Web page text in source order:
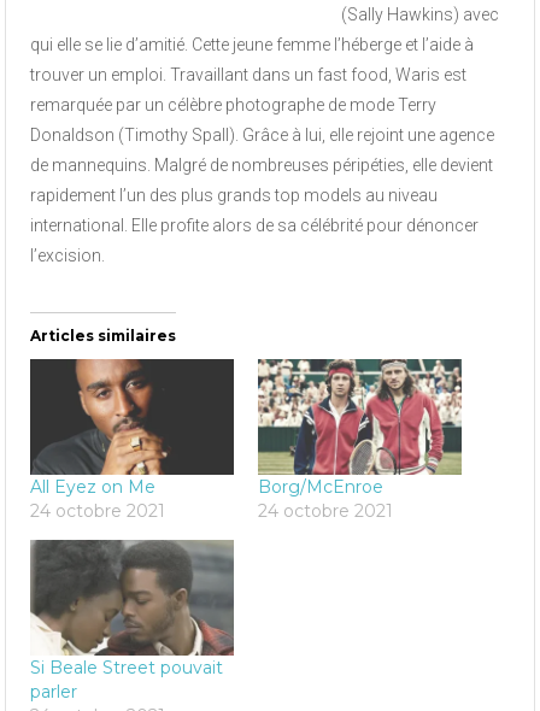
(Sally Hawkins) avec
qui elle se lie d’amitié. Cette jeune femme l’héberge et l’aide à
trouver un emploi. Travaillant dans un fast food, Waris est
remarquée par un célèbre photographe de mode Terry
Donaldson (Timothy Spall). Grâce à lui, elle rejoint une agence
de mannequins. Malgré de nombreuses péripéties, elle devient
rapidement l’un des plus grands top models au niveau
international. Elle profite alors de sa célébrité pour dénoncer
l’excision.
Articles similaires
All Eyez on Me
24 octobre 2021
Borg/McEnroe
24 octobre 2021
Si Beale Street pouvait
parler